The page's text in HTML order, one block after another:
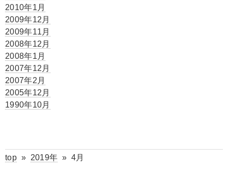
2010年1月
2009年12月
2009年11月
2008年12月
2008年1月
2007年12月
2007年2月
2005年12月
1990年10月
top» 2019年 » 4月